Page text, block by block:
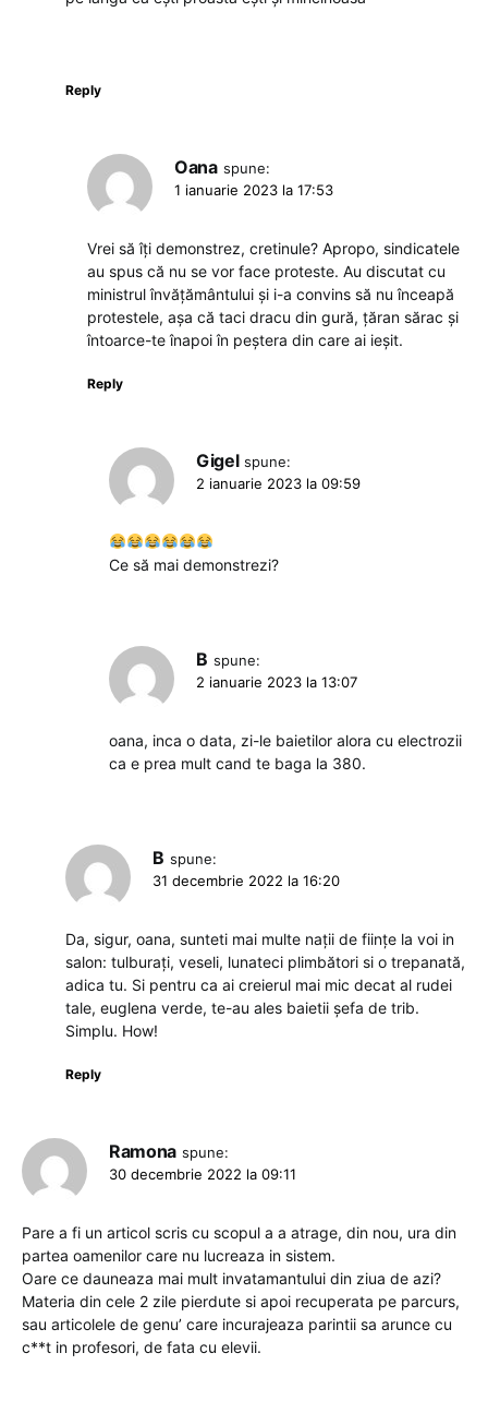
Reply
Oana spune:
1 ianuarie 2023 la 17:53
Vrei să îți demonstrez, cretinule? Apropo, sindicatele
au spus că nu se vor face proteste. Au discutat cu
ministrul învățământului și i-a convins să nu înceapă
protestele, așa că taci dracu din gură, țăran sărac și
întoarce-te înapoi în peștera din care ai ieșit.
Reply
Gigel spune:
2 ianuarie 2023 la 09:59
Ce să mai demonstrezi?
B spune:
2 ianuarie 2023 la 13:07
oana, inca o data, zi-le baietilor alora cu electrozii
ca e prea mult cand te baga la 380.
B spune:
31 decembrie 2022 la 16:20
Da, sigur, oana, sunteti mai multe nații de ființe la voi in
salon: tulburați, veseli, lunateci plimbători si o trepanată,
adica tu. Si pentru ca ai creierul mai mic decat al rudei
tale, euglena verde, te-au ales baietii șefa de trib.
Simplu. How!
Reply
Ramona spune:
30 decembrie 2022 la 09:11
Pare a fi un articol scris cu scopul a a atrage, din nou, ura din
partea oamenilor care nu lucreaza in sistem.
Oare ce dauneaza mai mult invatamantului din ziua de azi?
Materia din cele 2 zile pierdute si apoi recuperata pe parcurs,
sau articolele de genu’ care incurajeaza parintii sa arunce cu
c**t in profesori, de fata cu elevii.